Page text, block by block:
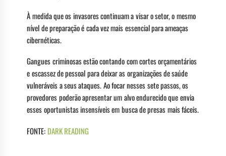
À medida que os invasores continuam a visar o setor, o mesmo
nível de preparação é cada vez mais essencial para ameaças
cibernéticas.
Gangues criminosas estão contando com cortes orçamentários
e escassez de pessoal para deixar as organizações de saúde
vulneráveis ​​a seus ataques. Ao focar nesses sete passos, os
provedores poderão apresentar um alvo endurecido que envia
esses oportunistas insensíveis em busca de presas mais fáceis.
FONTE: DARK READING